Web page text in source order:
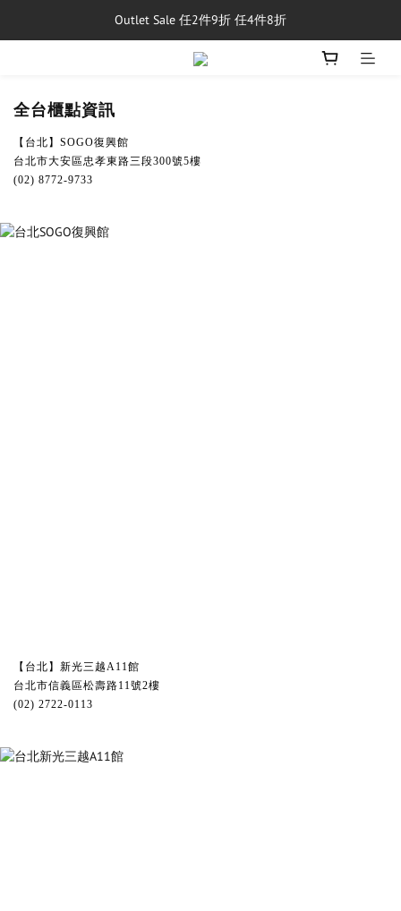
單筆消費滿$5,000享免運費
Outlet Sale 任2件9折 任4件8折
8/1~8/31，新品與經典商品滿額$10,000 現折$500
全台櫃點資訊
【台北】SOGO復興館
台北市大安區忠孝東路三段300號5樓
(02) 8772-9733
【台北】新光三越A11館
台北市信義區松壽路11號2樓
(02) 2722-0113